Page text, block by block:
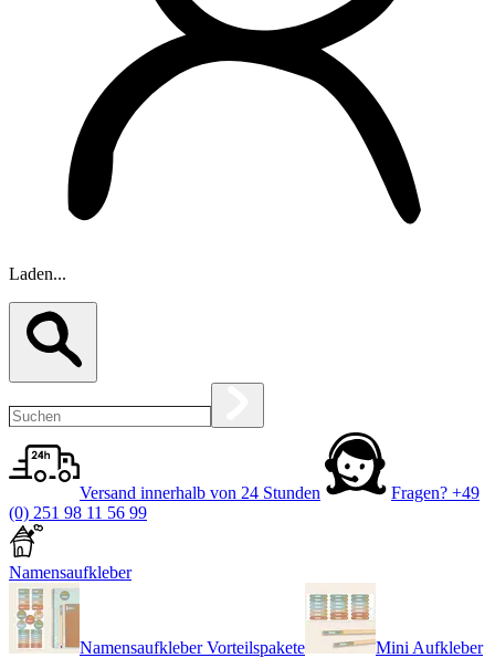
Laden...
Versand innerhalb von 24 Stunden Fragen? +49
(0) 251 98 11 56 99
Namensaufkleber
Namensaufkleber Vorteilspakete Mini Aufkleber